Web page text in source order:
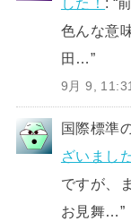
色んな意
田…”
9月 9, 11:31
国際標準
ざいまし
ですが、
お見舞…”